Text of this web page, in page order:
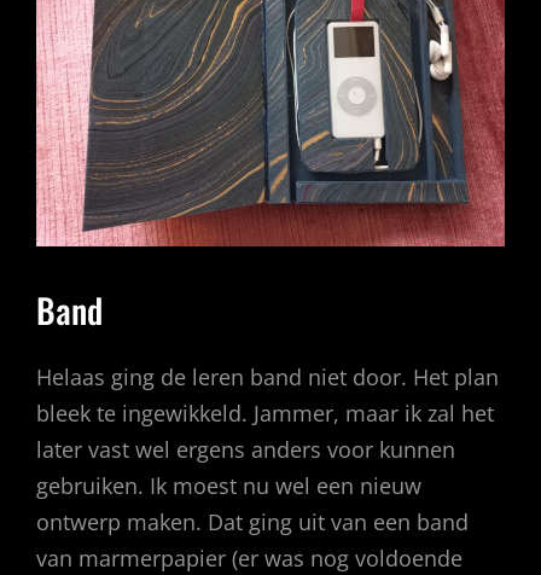
Band
Helaas ging de leren band niet door. Het plan
bleek te ingewikkeld. Jammer, maar ik zal het
later vast wel ergens anders voor kunnen
gebruiken. Ik moest nu wel een nieuw
ontwerp maken. Dat ging uit van een band
van marmerpapier (er was nog voldoende